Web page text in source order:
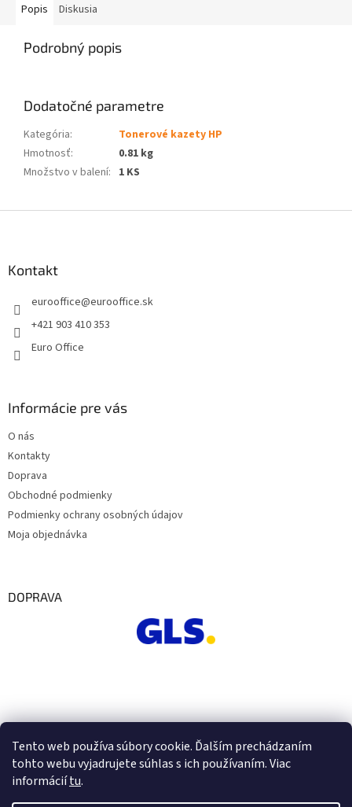
Tento web používa súbory cookie. Ďalším prechádzaním
tohto webu vyjadrujete súhlas s ich používaním. Viac
informáciítu.
Popis Diskusia
Podrobný popis
Dodatočné parametre
Kategória:
Tonerové kazety HP
Hmotnosť:
0.81 kg
Množstvo v balení: 1 KS
Kontakt
eurooffice@eurooffice.sk
+421 903 410 353
Euro Office
Informácie pre vás
O nás
Kontakty
Doprava
Obchodné podmienky
Podmienky ochrany osobných údajov
Moja objednávka
DOPRAVA